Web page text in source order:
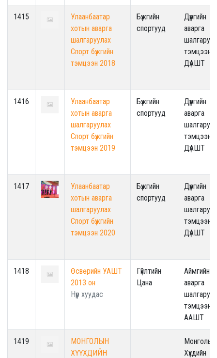
1415
Улаанбаатар
хотын аварга
шалгаруулах
Спорт бүжгийн
тэмцээн 2018
Бүжгийн
спортууд
Дүүргийн
аварга
тэмцээн /
ДүАШТ
1416
Улаанбаатар
хотын аварга
шалгаруулах
Спорт бүжгийн
тэмцээн 2019
Бүжгийн
спортууд
Дүүргийн
аварга
тэмцээн /
ДүАШТ
1417
Улаанбаатар
хотын аварга
шалгаруулах
Спорт бүжгийн
тэмцээн 2020
Бүжгийн
спортууд
Дүүргийн
аварга
тэмцээн /
ДүАШТ
1418
Өсвөрийн УАШТ
2013 он
Нүүр хуудас
Гүйлтийн
Цана
Аймгийн
аварга
тэмцээн -
ААШТ
1419
МОНГОЛЫН
ХҮҮХДИЙН
Монголын
Хүүхдийн